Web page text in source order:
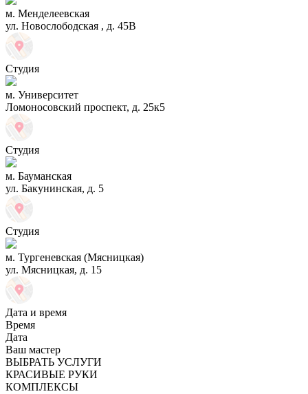
м. Менделеевская
ул. Новослободская , д. 45В
Студия
м. Университет
Ломоносовский проспект, д. 25к5
Студия
м. Бауманская
ул. Бакунинская, д. 5
Студия
м. Тургеневская (Мясницкая)
ул. Мясницкая, д. 15
Дата и время
Время
Дата
Ваш мастер
ВЫБРАТЬ УСЛУГИ
КРАСИВЫЕ РУКИ
КОМПЛЕКСЫ